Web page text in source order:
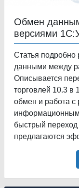
Обмен
версиями
Статья подробно
данными между
Описывается
торговлей 10.3 в
обмен и работа
быстрый
предлагаются